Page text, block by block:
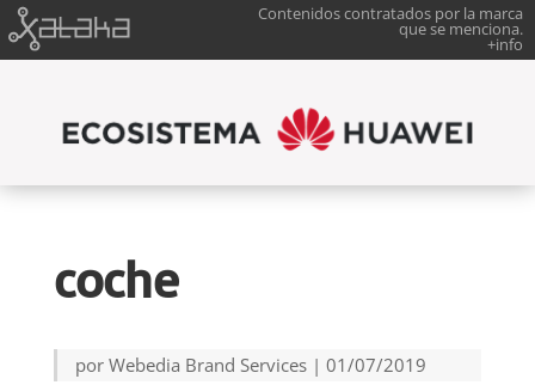
Contenidos contratados por la marca
que se menciona.
+info
coche
por Webedia Brand Services| 01/07/2019